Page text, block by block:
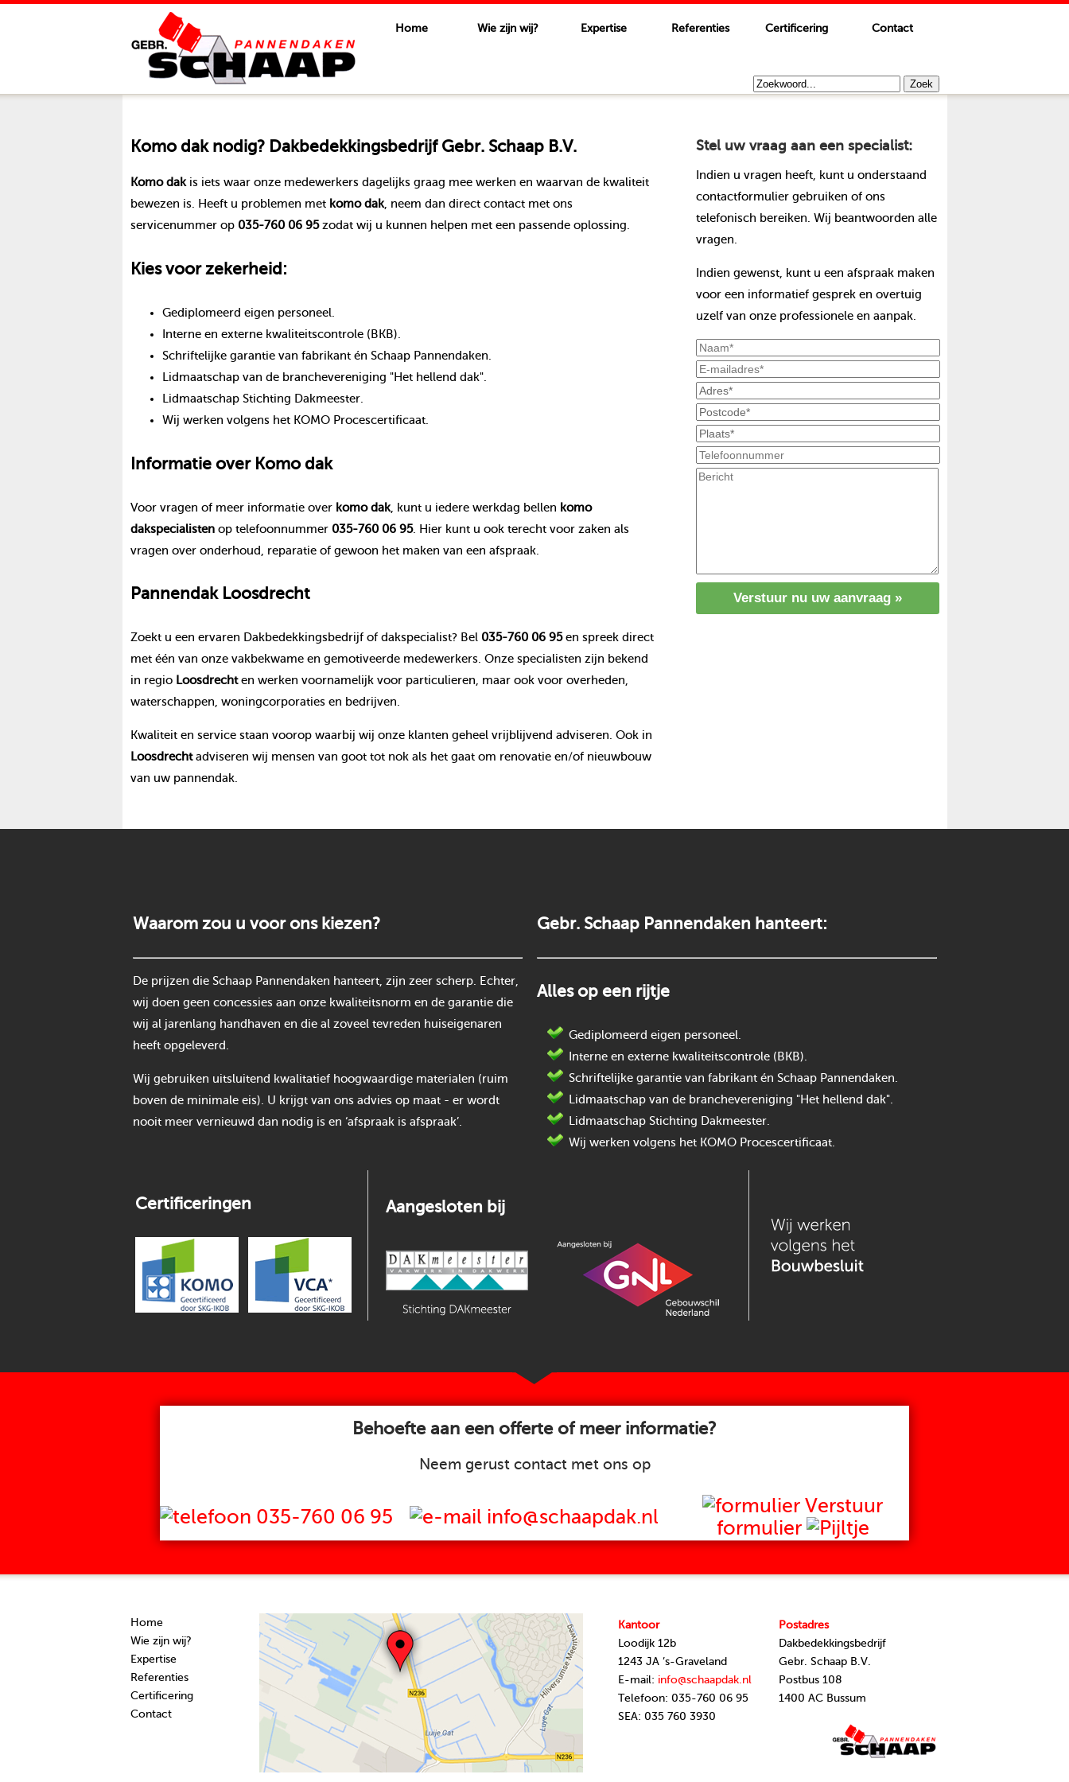
Home Wie zijn wij? Expertise Referenties Certificering Contact
Komo daknodig? Dakbedekkingsbedrijf Gebr. Schaap B.V.
Komo dakis iets waar onze medewerkers dagelijks graag mee werken en waarvan de kwaliteit
bewezen is. Heeft u problemen met komo dak, neem dan direct contact met ons
servicenummer op 035-760 06 95zodat wij u kunnen helpen met een passende oplossing.
Kies voor zekerheid:
Gediplomeerd eigen personeel.
Interne en externe kwaliteitscontrole (BKB).
Schriftelijke garantie van fabrikant én Schaap Pannendaken.
Lidmaatschap van de branchevereniging "Het hellend dak".
Lidmaatschap Stichting Dakmeester.
Wij werken volgens het KOMO Procescertificaat.
Informatie over Komo dak
Voor vragen of meer informatie over komo dak, kunt u iedere werkdag bellen komo
dakspecialistenop telefoonnummer 035-760 06 95. Hier kunt u ook terecht voor zaken als
vragen over onderhoud, reparatie of gewoon het maken van een afspraak.
Pannendak Loosdrecht
Zoekt u een ervaren Dakbedekkingsbedrijf of dakspecialist? Bel 035-760 06 95en spreek direct
met één van onze vakbekwame en gemotiveerde medewerkers. Onze specialisten zijn bekend
in regio Loosdrechten werken voornamelijk voor particulieren, maar ook voor overheden,
waterschappen, woningcorporaties en bedrijven.
Kwaliteit en service staan voorop waarbij wij onze klanten geheel vrijblijvend adviseren. Ook in
Loosdrechtadviseren wij mensen van goot tot nok als het gaat om renovatie en/of nieuwbouw
van uw pannendak.
Stel uw vraag aan een specialist:
Indien u vragen heeft, kunt u onderstaand
contactformulier gebruiken of ons
telefonisch bereiken. Wij beantwoorden alle
vragen.
Indien gewenst, kunt u een afspraak maken
voor een informatief gesprek en overtuig
uzelf van onze professionele en aanpak.
Waarom zou u voor ons kiezen?
De prijzen die Schaap Pannendaken hanteert, zijn zeer scherp. Echter,
wij doen geen concessies aan onze kwaliteitsnorm en de garantie die
wij al jarenlang handhaven en die al zoveel tevreden huiseigenaren
heeft opgeleverd.
Wij gebruiken uitsluitend kwalitatief hoogwaardige materialen (ruim
boven de minimale eis). U krijgt van ons advies op maat - er wordt
nooit meer vernieuwd dan nodig is en ‘afspraak is afspraak’.
Gebr. Schaap Pannendaken hanteert:
Alles op een rijtje
Gediplomeerd eigen personeel.
Interne en externe kwaliteitscontrole (BKB).
Schriftelijke garantie van fabrikant én Schaap Pannendaken.
Lidmaatschap van de branchevereniging "Het hellend dak".
Lidmaatschap Stichting Dakmeester.
Wij werken volgens het KOMO Procescertificaat.
Certificeringen Aangesloten bij
Behoefte aan een offerte of meer informatie?
Neem gerust contact met ons op
035-760 06 95 info@schaapdak.nl
Verstuur
formulier
Home
Wie zijn wij?
Expertise
Referenties
Certificering
Contact
Kantoor
Loodijk 12b
1243 JA ’s-Graveland
E-mail: info@schaapdak.nl
Telefoon: 035-760 06 95
SEA: 035 760 3930
Postadres
Dakbedekkingsbedrijf
Gebr. Schaap B.V.
Postbus 108
1400 AC Bussum